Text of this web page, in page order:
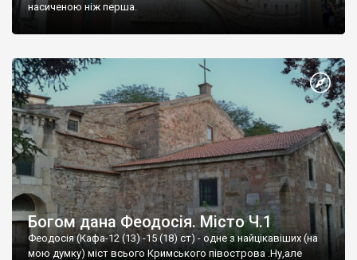
насиченою ніж перша.
Богом дана Феодосія. Місто Ч.1
Феодосія (Кафа-12 (13) -15 (18) ст) - одне з найцікавіших (на
мою думку) міст всього Кримського півострова .Ну,але